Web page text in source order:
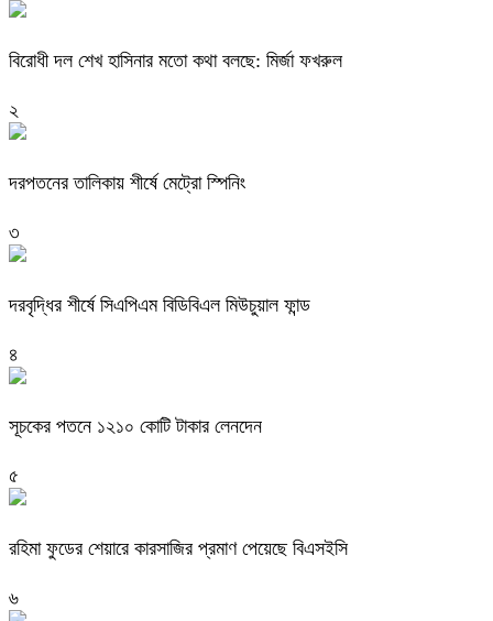
বিরোধী দল শেখ হাসিনার মতো কথা বলছে: মির্জা ফখরুল
২
দরপতনের তালিকায় শীর্ষে মেট্রো স্পিনিং
৩
দরবৃদ্ধির শীর্ষে সিএপিএম বিডিবিএল মিউচুয়াল ফান্ড
৪
সূচকের পতনে ১২১০ কোটি টাকার লেনদেন
৫
রহিমা ফুডের শেয়ারে কারসাজির প্রমাণ পেয়েছে বিএসইসি
৬